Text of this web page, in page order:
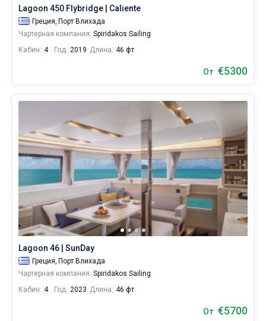
себе
жизни
без
паруса.
Порт
Lagoon 450 Flybridge | Caliente
Греция, Порт Влихада
Чартерная компания: Spiridakos Sailing
Кабин: 4 Год: 2019 Длина: 46 фт
От €5300
Lagoon 46 | SunDay
Греция, Порт Влихада
Чартерная компания: Spiridakos Sailing
Кабин: 4 Год: 2023 Длина: 46 фт
От €5700